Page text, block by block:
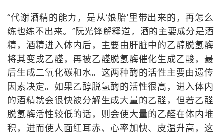
“代谢酒精的能力，是从‘娘胎’里带出来的，再怎么
练也练不出来。”阮光锋解释道，酒的主要成分是酒
精，酒精进入体内后，主要由肝脏中的乙醇脱氢酶
将其变成乙醛，再被乙醛脱氢酶催化生成乙酸，最
后生成二氧化碳和水。这两种酶的活性主要由遗传
因素决定。如果乙醇脱氢酶的活性很高，进入体内
的酒精就会很快被分解生成大量的乙醛，但若乙醛
脱氢酶活性较低的话，则会使大量的乙醛在体内堆
积，进而使人面红耳赤、心率加快、皮温升高，这